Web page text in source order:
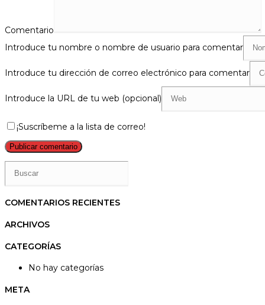
Comentario
Introduce tu nombre o nombre de usuario para comentar
Introduce tu dirección de correo electrónico para comentar
Introduce la URL de tu web (opcional)
¡Suscríbeme a la lista de correo!
COMENTARIOS RECIENTES
ARCHIVOS
CATEGORÍAS
No hay categorías
META